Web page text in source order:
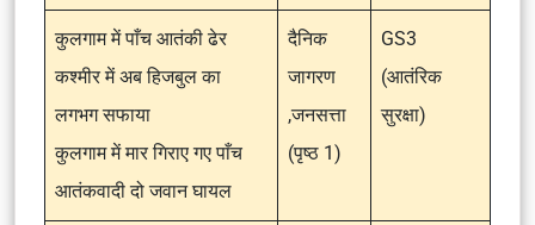
कुलगाम में पाँच आतंकी ढेर
कश्मीर में अब हिजबुल का
लगभग सफाया
कुलगाम में मार गिराए गए पाँच
आतंकवादी दो जवान घायल
दैनिक
जागरण
,जनसत्ता
(पृष्ठ 1)
GS3
(आतंरिक
सुरक्षा)